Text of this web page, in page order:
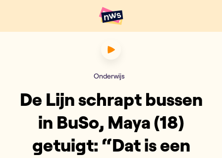
Hoofdpunten VRT NWS
De Lijn schrapt bussen in
Onderwijs
De Lijn schrapt bussen
in BuSo, Maya (18)
getuigt: “Dat is een